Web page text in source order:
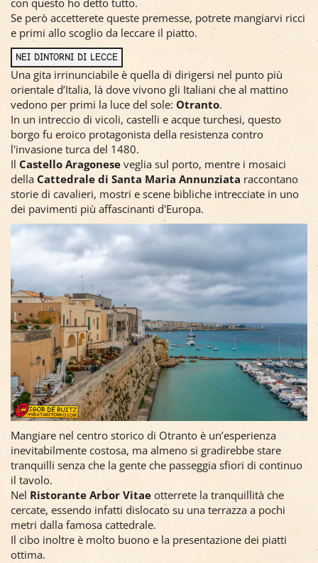
Se però accetterete queste premesse, potrete mangiarvi ricci
e primi allo scoglio da leccare il piatto.
NEI DINTORNI DI LECCE
Una gita irrinunciabile è quella di dirigersi nel punto più
orientale d’Italia, là dove vivono gli Italiani che al mattino
vedono per primi la luce del sole: Otranto.
In un intreccio di vicoli, castelli e acque turchesi, questo
borgo fu eroico protagonista della resistenza contro
l'invasione turca del 1480.
Il Castello Aragonese veglia sul porto, mentre i mosaici
della Cattedrale di Santa Maria Annunziata raccontano
storie di cavalieri, mostri e scene bibliche intrecciate in uno
dei pavimenti più affascinanti d'Europa.
Mangiare nel centro storico di Otranto è un’esperienza
inevitabilmente costosa, ma almeno si gradirebbe stare
tranquilli senza che la gente che passeggia sfiori di continuo
il tavolo.
Nel Ristorante Arbor Vitae otterrete la tranquillità che
cercate, essendo infatti dislocato su una terrazza a pochi
metri dalla famosa cattedrale.
Il cibo inoltre è molto buono e la presentazione dei piatti
ottima.